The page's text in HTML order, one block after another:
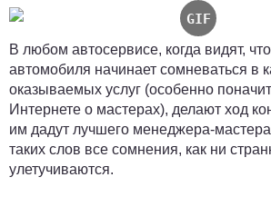
В любом автосервисе, когда видят,
автомобиля начинает сомневаться в
оказываемых услуг (особенно
Интернете о мастерах), делают ход
им дадут лучшего менеджера-
таких слов все сомнения, как ни
улетучиваются.